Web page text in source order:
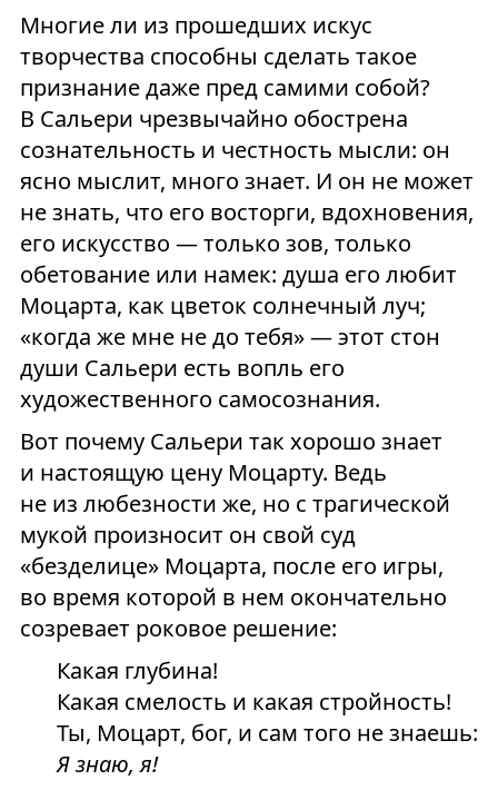
Многие ли из прошедших искус
творчества способны сделать такое
признание даже пред самими собой?
В Сальери чрезвычайно обострена
сознательность и честность мысли: он
ясно мыслит, много знает. И он не может
не знать, что его восторги, вдохновения,
его искусство — только зов, только
обетование или намек: душа его любит
Моцарта, как цветок солнечный луч;
«когда же мне не до тебя» — этот стон
души Сальери есть вопль его
художественного самосознания.
Вот почему Сальери так хорошо знает
и настоящую цену Моцарту. Ведь
не из любезности же, но с трагической
мукой произносит он свой суд
«безделице» Моцарта, после его игры,
во время которой в нем окончательно
созревает роковое решение:
Какая глубина!
Какая смелость и какая стройность!
Ты, Моцарт, бог, и сам того не знаешь:
Я знаю, я!